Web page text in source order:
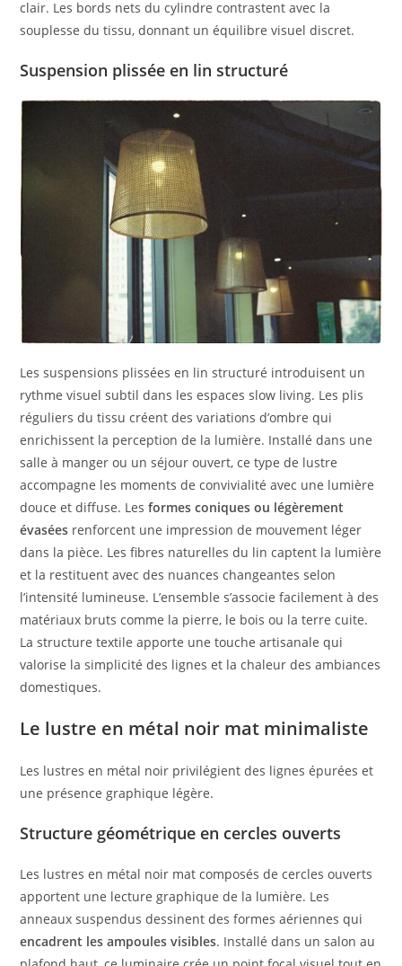
clair. Les bords nets du cylindre contrastent avec la
souplesse du tissu, donnant un équilibre visuel discret.
Suspension plissée en lin structuré
Les suspensions plissées en lin structuré introduisent un
rythme visuel subtil dans les espaces slow living. Les plis
réguliers du tissu créent des variations d’ombre qui
enrichissent la perception de la lumière. Installé dans une
salle à manger ou un séjour ouvert, ce type de lustre
accompagne les moments de convivialité avec une lumière
douce et diffuse. Lesformes coniques ou légèrement
évasées renforcent une impression de mouvement léger
dans la pièce. Les fibres naturelles du lin captent la lumière
et la restituent avec des nuances changeantes selon
l’intensité lumineuse. L’ensemble s’associe facilement à des
matériaux bruts comme la pierre, le bois ou la terre cuite.
La structure textile apporte une touche artisanale qui
valorise la simplicité des lignes et la chaleur des ambiances
domestiques.
Le lustre en métal noir mat minimaliste
Les lustres en métal noir privilégient des lignes épurées et
une présence graphique légère.
Structure géométrique en cercles ouverts
Les lustres en métal noir mat composés de cercles ouverts
apportent une lecture graphique de la lumière. Les
anneaux suspendus dessinent des formes aériennes qui
encadrent les ampoules visibles. Installé dans un salon au